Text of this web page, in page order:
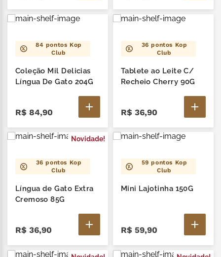
84 pontos Kop
Club
Coleção Mil Delicias
Língua De Gato 204G
R$ 84,90
36 pontos Kop
Club
Tablete ao Leite C/
Recheio Cherry 90G
R$ 36,90
Novidade!
36 pontos Kop
Club
Língua de Gato Extra
Cremoso 85G
R$ 36,90
59 pontos Kop
Club
Mini Lajotinha 150G
R$ 59,90